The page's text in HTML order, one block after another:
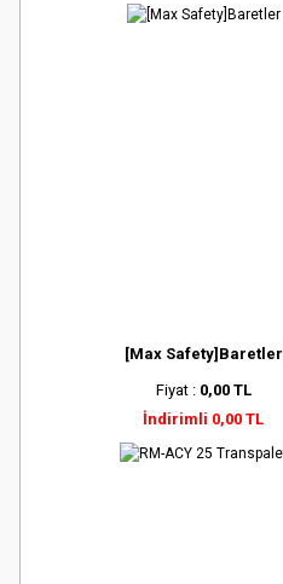
[Max Safety]Baretler
Fiyat : 0,00 TL
İndirimli 0,00 TL